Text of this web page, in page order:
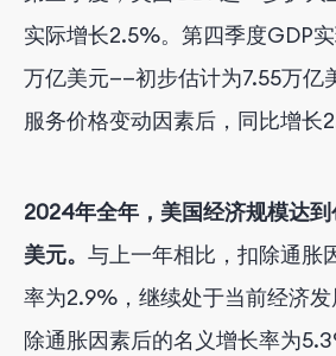
实际增长2.5%。第四季度GDP
万亿美元——初步估计为7.55万亿
服务价格变动因素后，同比增长
2024年全年，美国经济规模达
美元。 与上一年相比，扣除通胀
率为2.9%，继续处于当前经济
除通胀因素后的名义增长率为